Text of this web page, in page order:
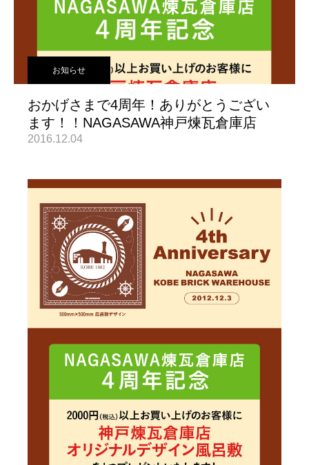
お知らせ
おかげさまで4周年！ありがとうござい
ます！！NAGASAWA神戸煉瓦倉庫店
2016.12.04